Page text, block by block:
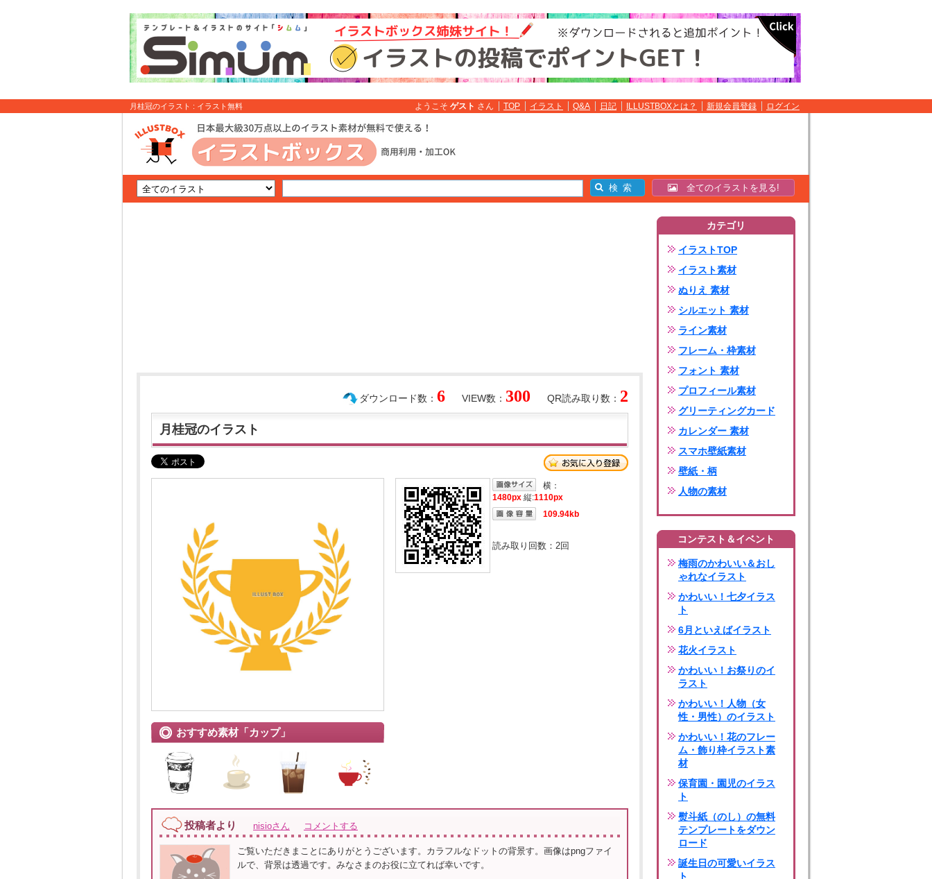
月桂冠のイラスト : イラスト無料 ようこそ ゲスト さん TOP イラスト Q&A 日記 ILLUSTBOXとは？ 新規会員登録 ログイン
全てのイラストを見る!
QR読み取り数： 2
VIEW数： 300
ダウンロード数： 6
月桂冠のイラスト
おすすめ素材「カップ」
横：
1480px 縦:1110px
109.94kb
読み取り回数： 2回
投稿者より nisioさん コメントする
ご覧いただきまことにありがとうございます。カラフルなドットの背景す。画像はpngファイ
ルで、背景は透過です。みなさまのお役に立てれば幸いです。
カテゴリ
イラストTOP
イラスト素材
ぬりえ 素材
シルエット 素材
ライン素材
フレーム・枠素材
フォント 素材
プロフィール素材
グリーティングカード
カレンダー 素材
スマホ壁紙素材
壁紙・柄
人物の素材
コンテスト＆イベント
梅雨のかわいい＆おし
ゃれなイラスト
かわいい！七夕イラス
ト
6月といえばイラスト
花火イラスト
かわいい！お祭りのイ
ラスト
かわいい！人物（女
性・男性）のイラスト
かわいい！花のフレー
ム・飾り枠イラスト素
材
保育園・園児のイラス
ト
熨斗紙（のし）の無料
テンプレートをダウン
ロード
誕生日の可愛いイラス
ト